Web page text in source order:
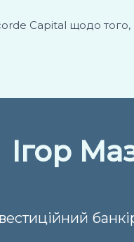
Capital щодо того,
Ігор